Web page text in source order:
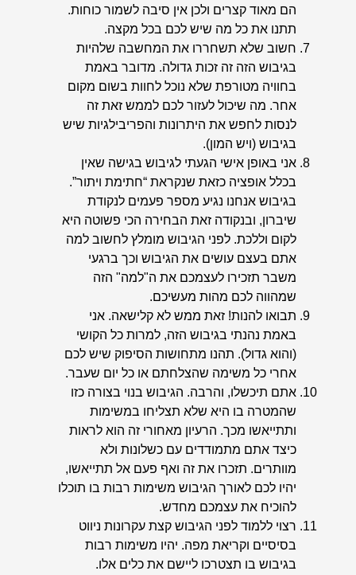
הם מאוד קצרים ולכן אין סיבה לשמור כוחות.
תתנו את כל מה שיש לכם בכל מקצה.
חשוב שלא תשחררו את המחשבה שלהיות
בגיבוש הזה זה זכות גדולה. מדובר באמת
בחוויה מטורפת שלא נוכל לחוות בשום מקום
אחר. מה שיכול לעזור לכם לממש זאת זה
לנסות לחפש את היתרונות והפריבילגיות שיש
בגיבוש (ויש המון).
אני באופן אישי הגעתי לגיבוש בגישה שאין
בכלל אופציה כזאת שנקראת “חתימת ויתור”.
בגיבוש אנחנו נגיע מספר פעמים לנקודת
שיברון, ובנקודה זאת הבחירה הכי פשוטה היא
לקום וללכת. לפני הגיבוש מומלץ לחשוב למה
אתם בעצם עושים את הגיבוש וכך ברגעי
משבר תזכירו לעצמכם את ה"למה" הזה
שמהווה לכם מהות מעשיכם.
תבואו להנות! זאת ממש לא קלישאה. אני
באמת נהנתי בגיבוש הזה, למרות כל הקושי
(והוא גדול). תהנו מתחושות הסיפוק שיש לכם
אחרי כל משימה שהצלחתם או כל יום שעבר.
אתם תיכשלו, והרבה. הגיבוש בנוי בצורה כזו
שהמטרה בו היא שלא תצליחו במשימות
ותתייאשו מכך. הרעיון מאחורי זה הוא לראות
כיצד אתם מתמודדים עם כשלונות ולא
מוותרים. תזכרו את זה ואף פעם אל תתייאשו,
יהיו לכם לאורך הגיבוש משימות רבות בו תוכלו
להוכיח את עצמכם מחדש.
רצוי ללמוד לפני הגיבוש קצת עקרונות ניווט
בסיסיים וקריאת מפה. יהיו משימות רבות
בגיבוש בו תצטרכו ליישם את כלים אלו.